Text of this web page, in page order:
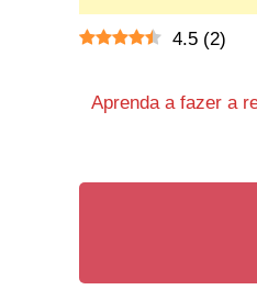
4.5 (2)
Aprenda a fazer a